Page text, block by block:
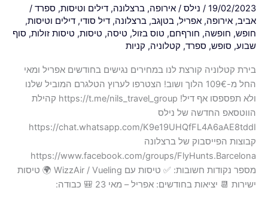
19/02/2023
/נילס/אירופה,ברצלונה,דילים וטיסות,ספרד/
אביב,אירופה,אפריל,בטןגב,ברצלונה,דיל סודי,דילים וטיסות,
חופש,חופשה,חורףחם,טוס בזול,טיסה,טיסות,טיסות זולות,סוף
שבוע,סופש,ספרד,קטלוניה,קניות
בירת קטלוניה קורצת לנו במחירים נגישים בחודשים אפריל ומאי
החל מ-109€ הלוך ושוב! הצטרפו לערוץ הטלגרם המוביל שלנו
ולא תפספסו אף דיל! https://t.me/nils_travel_group קהילת
הווטסאפ החדשה של נילס
https://chat.whatsapp.com/K9e19UHQfFL4A6aAE8tddI
קבוצות הפייסבוק של ברצלונה
https://www.facebook.com/groups/FlyHunts.Barcelona
מספר נקודות חשובות: ✅ טיסות עם WizzAir / Vueling 🌍 טיסות
ישירות 📆 יציאות בחודשים: אפריל – מאי 23 🎒 כבודה: